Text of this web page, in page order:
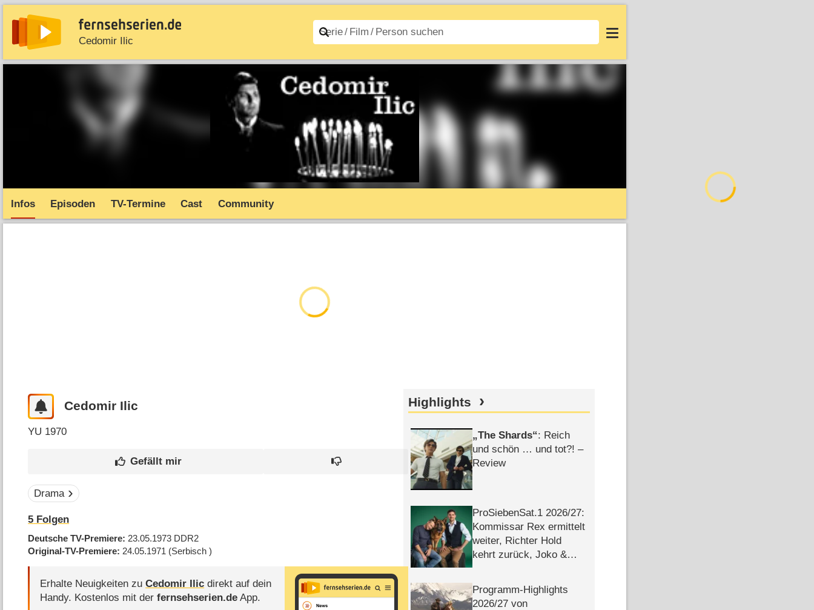
Cedomir Ilic
News Entdecken Streaming Filme A–Z Login
Infos Episoden TV-Termine Cast Community
Cedomir Ilic
YU 1970
Drama
5 Folgen
Deutsche TV-Premiere 23.05.1973 DDR2
Original-TV-Premiere 24.05.1971 (Serbisch )
Erhalte Neuigkeiten zuCedomir Ilic direkt auf dein
Handy. Kostenlos mit derfernsehserien.de App.
Highlights
The Shards : Reich
und schön … und tot?! –
Review
ProSiebenSat.1 2026/​27:
Kommissar Rex ermittelt
weiter, Richter Hold
kehrt zurück, Joko &
Programm-Highlights
2026/​27 von